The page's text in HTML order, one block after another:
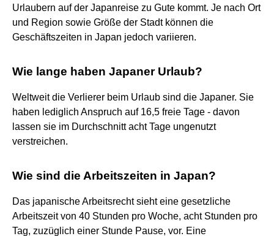
Urlaubern auf der Japanreise zu Gute kommt. Je nach Ort
und Region sowie Größe der Stadt können die
Geschäftszeiten in Japan jedoch variieren.
Wie lange haben Japaner Urlaub?
Weltweit die Verlierer beim Urlaub sind die Japaner. Sie
haben lediglich Anspruch auf 16,5 freie Tage - davon
lassen sie im Durchschnitt acht Tage ungenutzt
verstreichen.
Wie sind die Arbeitszeiten in Japan?
Das japanische Arbeitsrecht sieht eine gesetzliche
Arbeitszeit von 40 Stunden pro Woche, acht Stunden pro
Tag, zuzüglich einer Stunde Pause, vor. Eine